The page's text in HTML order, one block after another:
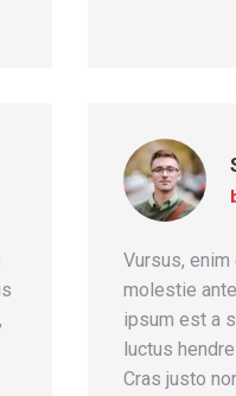
Vursus,
molestie
ipsum est a
luctus
Cras justo